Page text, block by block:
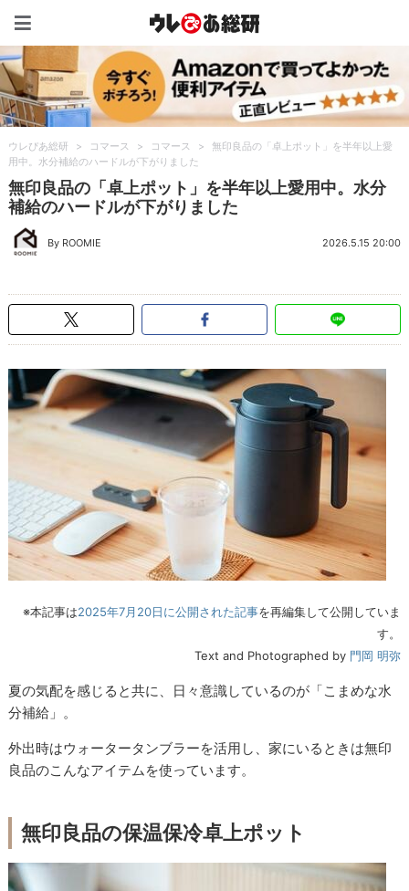
ウレぴあ総研 > コマース > コマース >
無印良品の「卓上ポット」を半年以上愛
用中。水分補給のハードルが下がりました
無印良品の「卓上ポット」を半年以上愛用中。水分
補給のハードルが下がりました
By ROOMIE 2026.5.15 20:00
※本記事は2025年7月20日に公開された記事を再編集して公開していま
す。
Text and Photographed by 門岡 明弥
夏の気配を感じると共に、日々意識しているのが「こまめな水
分補給」。
外出時はウォータータンブラーを活用し、家にいるときは無印
良品のこんなアイテムを使っています。
無印良品の保温保冷卓上ポット